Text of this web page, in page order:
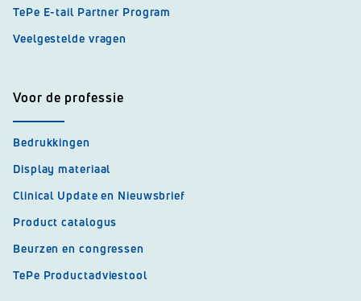
TePe E-tail Partner Program
Veelgestelde vragen
Voor de professie
Bedrukkingen
Display materiaal
Clinical Update en Nieuwsbrief
Product catalogus
Beurzen en congressen
TePe Productadviestool